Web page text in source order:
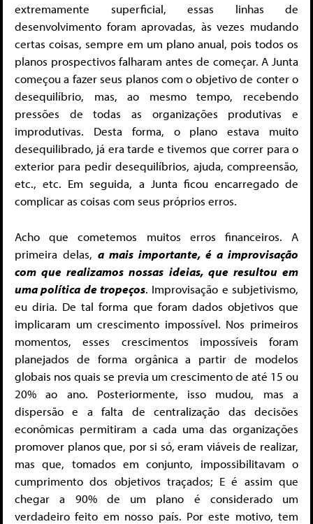
extremamente superficial, essas linhas de
desenvolvimento foram aprovadas, às vezes mudando
certas coisas, sempre em um plano anual, pois todos os
planos prospectivos falharam antes de começar. A Junta
começou a fazer seus planos com o objetivo de conter o
desequilíbrio, mas, ao mesmo tempo, recebendo
pressões de todas as organizações produtivas e
improdutivas. Desta forma, o plano estava muito
desequilibrado, já era tarde e tivemos que correr para o
exterior para pedir desequilíbrios, ajuda, compreensão,
etc., etc. Em seguida, a Junta ficou encarregado de
complicar as coisas com seus próprios erros.
Acho que cometemos muitos erros financeiros. A
primeira delas, a mais importante, é a improvisação
com que realizamos nossas ideias, que resultou em
uma política de tropeços. Improvisação e subjetivismo,
eu diria. De tal forma que foram dados objetivos que
implicaram um crescimento impossível. Nos primeiros
momentos, esses crescimentos impossíveis foram
planejados de forma orgânica a partir de modelos
globais nos quais se previa um crescimento de até 15 ou
20% ao ano. Posteriormente, isso mudou, mas a
dispersão e a falta de centralização das decisões
econômicas permitiram a cada uma das organizações
promover planos que, por si só, eram viáveis ​​de realizar,
mas que, tomados em conjunto, impossibilitavam o
cumprimento dos objetivos traçados; E é assim que
chegar a 90% de um plano é considerado um
verdadeiro feito em nosso país. Por este motivo, tem